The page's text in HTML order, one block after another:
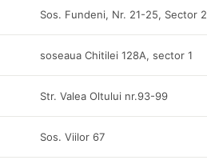
Sos. Fundeni, Nr. 21-25, Sector 2
soseaua Chitilei 128A, sector 1
Str. Valea Oltului nr.93-99
Sos. Viilor 67